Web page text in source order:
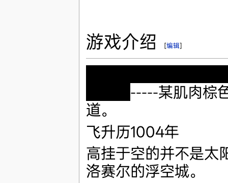
游戏介绍 [编辑]
-----某肌肉棕
道。
飞升历1004年
高挂于空的并不是太
洛赛尔的浮空城。